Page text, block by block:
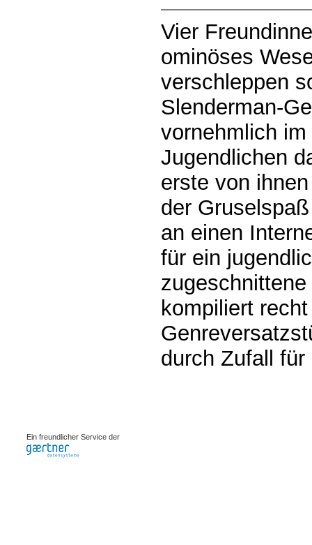
Vier
ominöses
verschleppen
Slenderman-
vornehmlich
Jugendlichen
erste von
der
an einen
für ein
zugeschnittene
kompiliert
durch Zufall
Ein freundlicher Service der